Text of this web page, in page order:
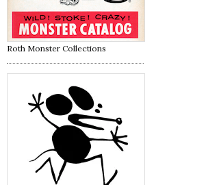
Roth Monster Collections